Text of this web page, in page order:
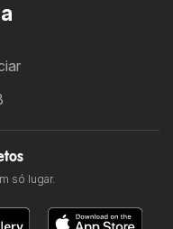
só lugar.